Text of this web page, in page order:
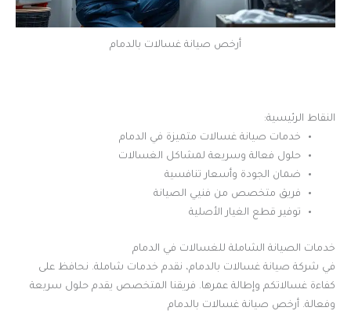
أرخص صيانة غسالات بالدمام
النقاط الرئيسية:
خدمات صيانة غسالات متميزة في الدمام
حلول فعالة وسريعة لمشاكل الغسالات
ضمان الجودة وأسعار تنافسية
فريق متخصص من فنيي الصيانة
توفير قطع الغيار الأصلية
خدمات الصيانة الشاملة للغسالات في الدمام
في شركة صيانة غسالات بالدمام، نقدم خدمات شاملة. نحافظ على
كفاءة غسالاتكم وإطالة عمرها. فريقنا المتخصص يقدم حلول سريعة
وفعالة. أرخص صيانة غسالات بالدمام